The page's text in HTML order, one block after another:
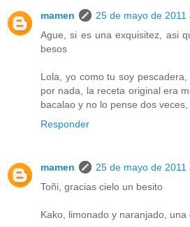
mamen
25 de mayo de 2011
Ague, si es una exquisitez, asi
besos
Lola, yo como tu soy
por nada, la receta original era
bacalao y no lo pense dos
Responder
mamen
25 de mayo de 2011
Toñi, gracias cielo un besito
Kako, limonado y naranjado,